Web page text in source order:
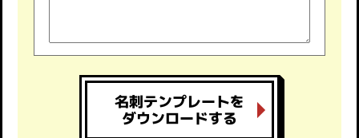
名刺テンプレートを
ダウンロードする